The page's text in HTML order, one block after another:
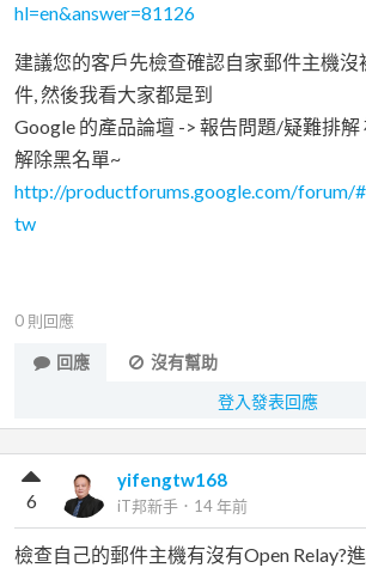
hl=en&answer=81126
建議您的客戶先檢查確認自家郵件主機
件, 然後我看大家都是到
Google 的產品論壇 -> 報告問題/疑難排
解除黑名單~
http://productforums.google.com/forum/
tw
0 則回應
回應
沒有幫助
登入發表回應
yifengtw168
iT邦新手 ． 14 年前
6
檢查自己的郵件主機有沒有Open Relay?